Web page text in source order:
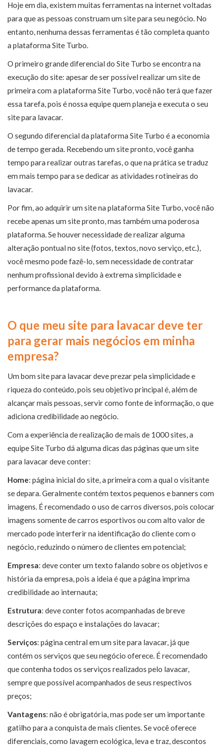
Hoje em dia, existem muitas ferramentas na internet voltadas
para que as pessoas construam um site para seu negócio. No
entanto, nenhuma dessas ferramentas é tão completa quanto
a plataforma Site Turbo.
O primeiro grande diferencial do Site Turbo se encontra na
execução do site: apesar de ser possível realizar um site de
primeira com a plataforma Site Turbo, você não terá que fazer
essa tarefa, pois é nossa equipe quem planeja e executa o seu
site para lavacar.
O segundo diferencial da plataforma Site Turbo é a economia
de tempo gerada. Recebendo um site pronto, você ganha
tempo para realizar outras tarefas, o que na prática se traduz
em mais tempo para se dedicar as atividades rotineiras do
lavacar.
Por fim, ao adquirir um site na plataforma Site Turbo, você não
recebe apenas um site pronto, mas também uma poderosa
plataforma. Se houver necessidade de realizar alguma
alteração pontual no site (fotos, textos, novo serviço, etc.),
você mesmo pode fazê-lo, sem necessidade de contratar
nenhum profissional devido à extrema simplicidade e
performance da plataforma.
O que meu site para lavacar deve ter
para gerar mais negócios em minha
empresa?
Um bom site para lavacar deve prezar pela simplicidade e
riqueza do conteúdo, pois seu objetivo principal é, além de
alcançar mais pessoas, servir como fonte de informação, o que
adiciona credibilidade ao negócio.
Com a experiência de realização de mais de 1000 sites, a
equipe Site Turbo dá alguma dicas das páginas que um site
para lavacar deve conter:
Home: página inicial do site, a primeira com a qual o visitante
se depara. Geralmente contém textos pequenos e banners com
imagens. É recomendado o uso de carros diversos, pois colocar
imagens somente de carros esportivos ou com alto valor de
mercado pode interferir na identificação do cliente com o
negócio, reduzindo o número de clientes em potencial;
Empresa: deve conter um texto falando sobre os objetivos e
história da empresa, pois a ideia é que a página imprima
credibilidade ao internauta;
Estrutura: deve conter fotos acompanhadas de breve
descrições do espaço e instalações do lavacar;
Serviços: página central em um site para lavacar, já que
contém os serviços que seu negócio oferece. É recomendado
que contenha todos os serviços realizados pelo lavacar,
sempre que possível acompanhados de seus respectivos
preços;
Vantagens: não é obrigatória, mas pode ser um importante
gatilho para a conquista de mais clientes. Se você oferece
diferenciais, como lavagem ecológica, leva e traz, descontos